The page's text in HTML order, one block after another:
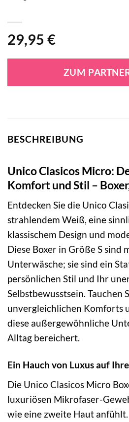
29,95 €
ZUM
BESCHREIBUNG
Unico Clasicos Micro:
Komfort und Stil –
Entdecken Sie die Unico
strahlendem Weiß, eine
klassischem Design und
Diese Boxer in Größe S sind
Unterwäsche; sie sind ein
persönlichen Stil und Ihr
Selbstbewusstsein. Tauchen
unvergleichlichen Komforts
diese außergewöhnliche
Alltag bereichert.
Ein Hauch von Luxus auf
Die Unico Clasicos Micro
luxuriösen Mikrofaser-
wie eine zweite Haut